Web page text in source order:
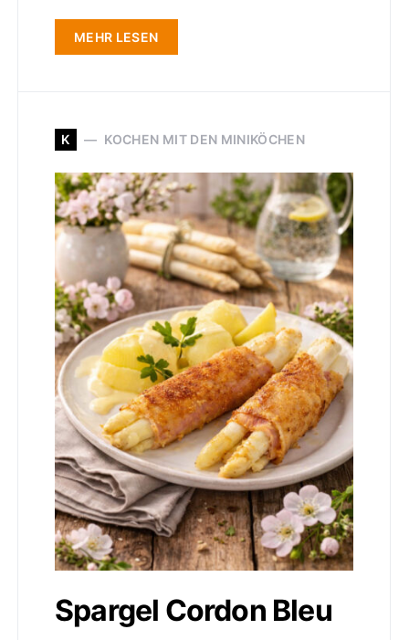
MEHR LESEN
K KOCHEN MIT DEN MINIKÖCHEN
Spargel Cordon Bleu